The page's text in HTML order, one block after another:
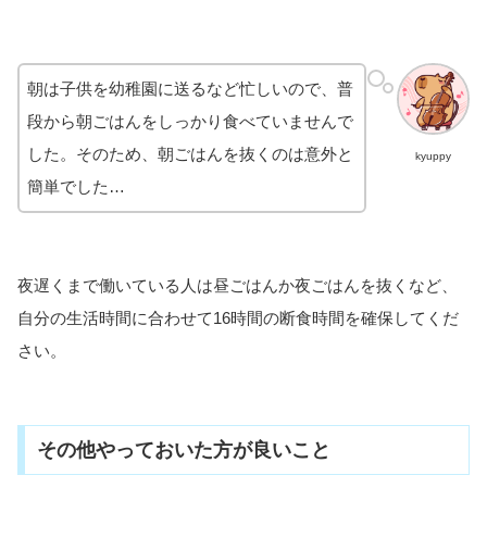
kyuppy
朝は子供を幼稚園に送るなど忙しいので、普
段から朝ごはんをしっかり食べていませんで
した。そのため、朝ごはんを抜くのは意外と
簡単でした…
夜遅くまで働いている人は昼ごはんか夜ごはんを抜くなど、
自分の生活時間に合わせて16時間の断食時間を確保してくだ
さい。
その他やっておいた方が良いこと